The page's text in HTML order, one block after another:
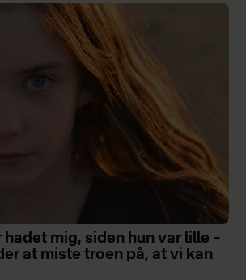
hadet mig, siden hun var lille –
at miste troen på, at vi kan